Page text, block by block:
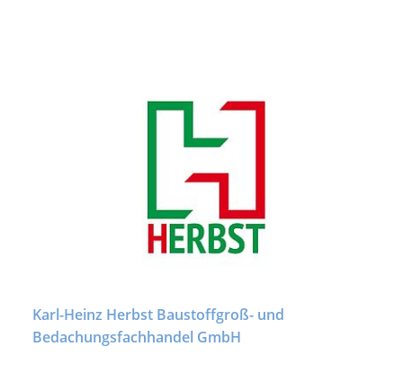
Karl-Heinz Herbst Baustoffgroß- und
Bedachungsfachhandel GmbH